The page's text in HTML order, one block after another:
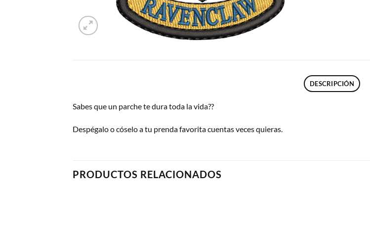
DESCRIPCIÓN
Sabes que un parche te dura toda la vida??
Despégalo o cóselo a tu prenda favorita cuentas veces quieras.
PRODUCTOS RELACIONADOS